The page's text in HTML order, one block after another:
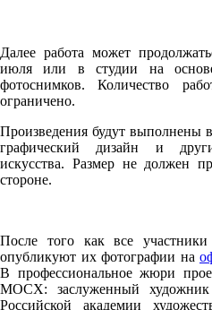
Далее работа может
июля или в студии на
фотоснимков. Количество
ограничено.
Произведения будут выполнены
графический дизайн и
искусства. Размер не должен
стороне.
После того как все
опубликуют их фотографии на
В профессиональное жюри
МОСХ: заслуженный художник
Российской академии